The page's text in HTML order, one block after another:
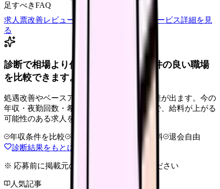
足すべきFAQ
求人票改善レビューの見積もりを依頼
サービス詳細を見
る
診断で相場より低いと感じたら、条件の良い職場
を比較できます。
処遇改善やベースアップは職場ごとに反映差が出ます。今の
年収・夜勤回数・希望条件を整理したうえで、給料が上がる
可能性のある求人を相談できます。
年収条件を比較 夜勤なしも相談 完全無料
退会自由
診断結果をもとに職場を相談する
※ 応募前に掲載元の最新情報を確認してください
人気記事